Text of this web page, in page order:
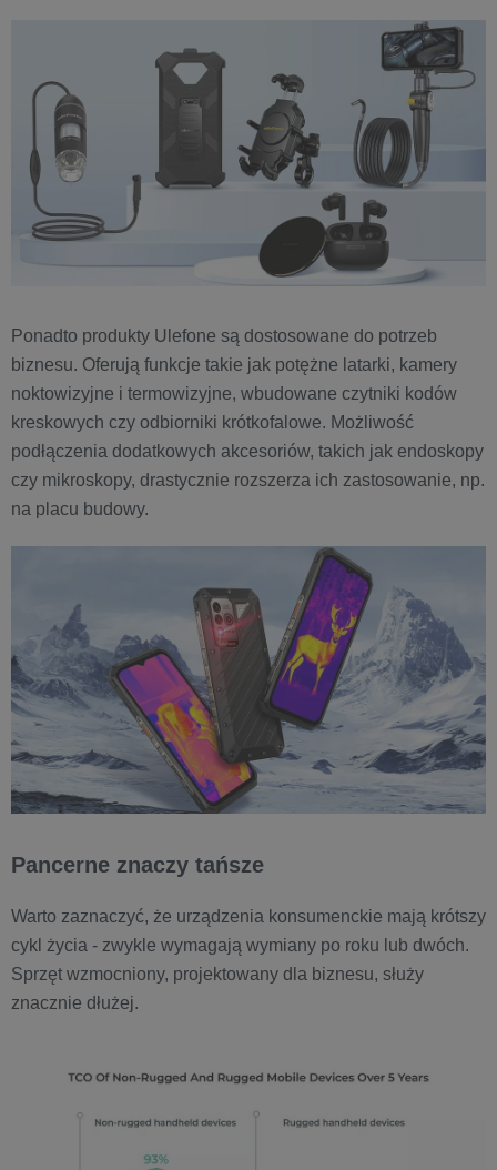
Ponadto produkty Ulefone są dostosowane do potrzeb
biznesu. Oferują funkcje takie jak potężne latarki, kamery
noktowizyjne i termowizyjne, wbudowane czytniki kodów
kreskowych czy odbiorniki krótkofalowe. Możliwość
podłączenia dodatkowych akcesoriów, takich jak endoskopy
czy mikroskopy, drastycznie rozszerza ich zastosowanie, np.
na placu budowy.
Pancerne znaczy tańsze
Warto zaznaczyć, że urządzenia konsumenckie mają krótszy
cykl życia - zwykle wymagają wymiany po roku lub dwóch.
Sprzęt wzmocniony, projektowany dla biznesu, służy
znacznie dłużej.